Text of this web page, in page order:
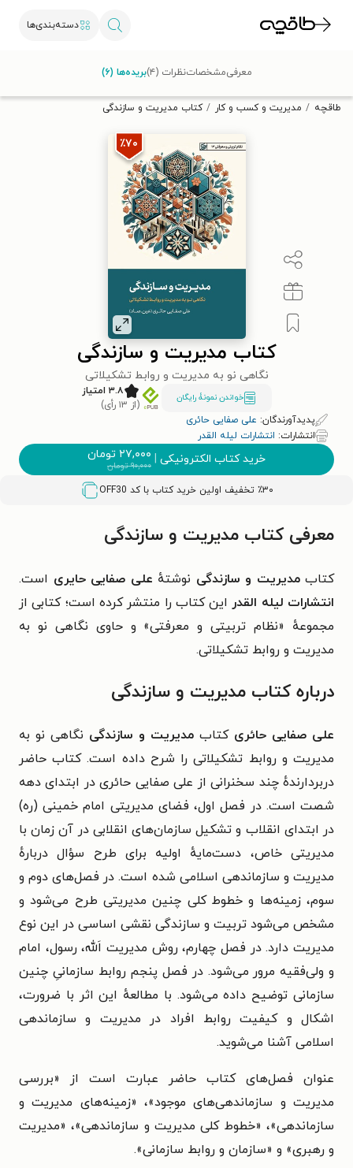
دسته‌بندی‌ها
تخفیف از طاقچه دریافت کن.
طاقچه مدیریت و کسب و کار کتاب مدیریت و سازندگی
٪۷۰
کتاب مدیریت و سازندگی
نگاهی نو به مدیریت و روابط تشکیلاتی
خواندن نمونۀ رایگان
۳.۸ امتیاز
(از ۱۳ رأی)
پدیدآورندگان: علی صفایی حائری
انتشارات: انتشارات لیله القدر
خرید کتاب الکترونیکی | ۲۷,۰۰۰ تومان
۹۰,۰۰۰تومان
٪۳۰ تخفیف اولین خرید کتاب با کد OFF30
معرفیمشخصاتنظرات (۴) بریده‌ها (۶)
معرفی کتاب مدیریت و سازندگی
کتابمدیریت و سازندگی نوشتهٔ علی صفایی حایری است.
انتشارات لیله القدر این کتاب را منتشر کرده است؛ کتابی از
مجموعهٔ «نظام تربیتی و معرفتی» و حاوی نگاهی نو به
مدیریت و روابط تشکیلاتی.
درباره کتاب مدیریت و سازندگی
علی صفایی حائریکتاب مدیریت و سازندگی نگاهی نو به
مدیریت و روابط تشکیلاتی را شرح داده است.کتاب حاضر
دربردارندهٔ چند سخنرانی از علی صفایی حائری در ابتدای دهه
شصت است. در فصل اول، فضای مدیریتی امام خمینی (ره)
در ابتدای انقلاب و تشکیل سازمان‌های انقلابی در آن زمان با
مدیریتی خاص، دست‌مایهٔ اولیه برای طرح سؤال دربارهٔ
مدیریت و سازماندهی اسلامی شده است. در فصل‌های دوم و
سوم، زمینه‌ها و خطوط کلی چنین مدیریتی طرح می‌شود و
مشخص می‌شود تربیت و سازندگی نقشی اساسی در این نوع
مدیریت دارد. در فصل چهارم، روش مدیریت اَلله، رسول، امام
و ولی‌فقیه مرور می‌شود. در فصل پنجم روابط سازمانیِ چنین
سازمانی توضیح داده می‌شود. با مطالعهٔ این اثر با ضرورت،
اشکال و کیفیت روابط افراد در
مدیریت و سازماندهی
اسلامی آشنا می‌شوید.
عنوان فصل‌های کتاب حاضر عبارت است از «بررسی
مدیریت و سازماندهی‌های موجود»، «زمینه‌های مدیریت و
سازماندهی»، «خطوط کلی مدیریت و سازماندهی»، «مدیریت
و رهبری» و «سازمان و روابط سازمانی».